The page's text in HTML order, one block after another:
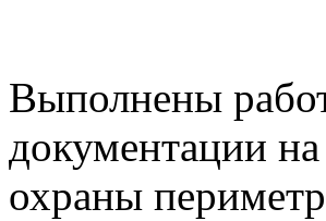
Выполнены
документации
охраны